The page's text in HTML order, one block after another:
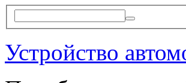
Устройство